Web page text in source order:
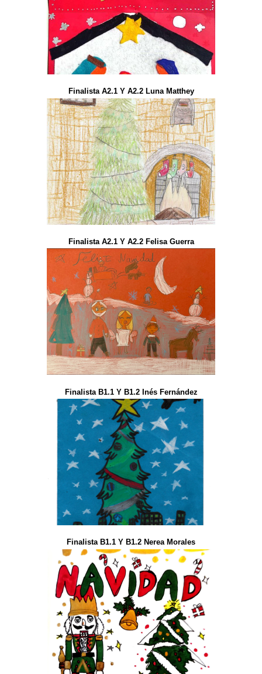
Finalista A2.1 Y A2.2 Luna Matthey
Finalista A2.1 Y A2.2 Felisa Guerra
Finalista B1.1 Y B1.2 Inés Fernández
Finalista B1.1 Y B1.2 Nerea Morales